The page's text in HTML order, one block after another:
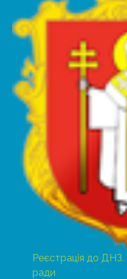
Реєстрація до ДНЗ.
ради